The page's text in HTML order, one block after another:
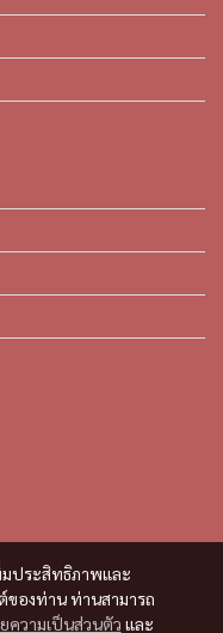
มประสิทธิภาพและ
ของท่าน ท่านสามารถ
ความเป็นส่วนตัว และ